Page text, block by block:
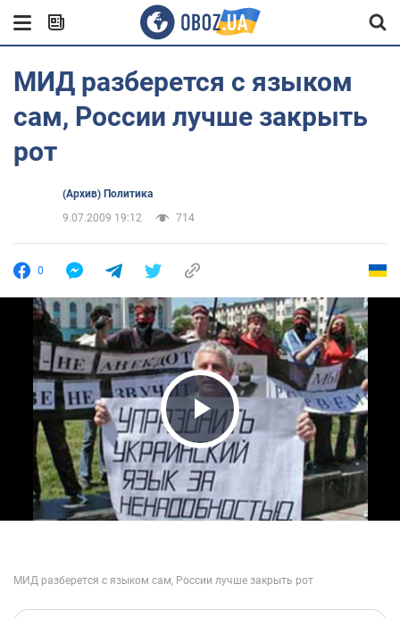
МИД разберется с языком
сам, России лучше закрыть
рот
(Архив) Политика
9.07.2009 19:12
714
0
Play Video